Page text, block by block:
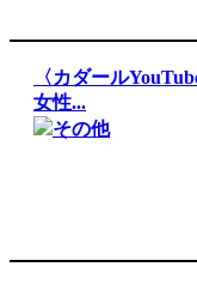
〈カダール
女性...
その他